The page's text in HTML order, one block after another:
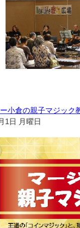
ー小倉の親子マジック
1日 月曜日